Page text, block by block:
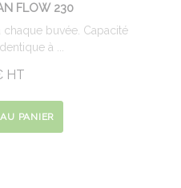
FLOW 230
buvée. Capacité
à ...
HT
PANIER